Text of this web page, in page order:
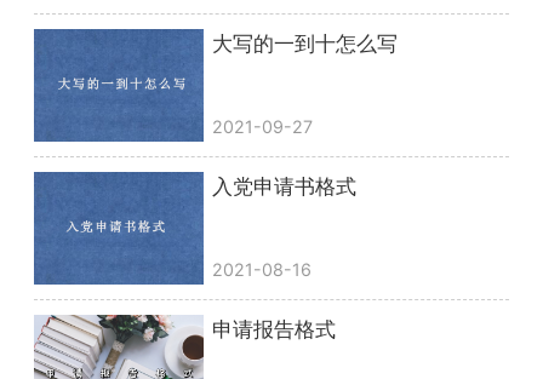
大写的一到十怎么写
2021-09-27
入党申请书格式
2021-08-16
申请报告格式